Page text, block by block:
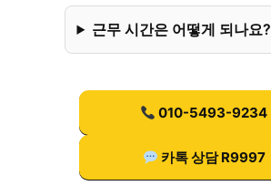
근무 시간은 어떻게 되나요?
010-5493-9234
카톡 상담 R9997